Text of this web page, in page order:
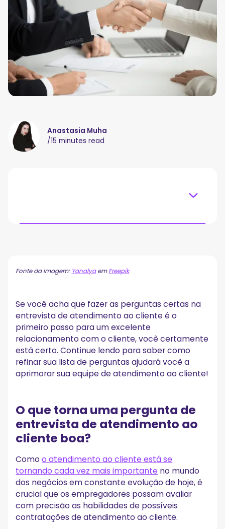
Anastasia Muha
/15 minutes read
Habilidades de atendimento ao cliente a serem
buscadas
2. Habilidades de resolução de problemas
3. Vontade de aprender
Tipos de perguntas da entrevista de atendimento
ao cliente
1. Perguntas gerais da entrevista de atendimento ao
cliente
2. Perguntas de entrevista baseadas em comportamento
4. Perguntas da entrevista sobre tecnologia de atendimento
ao cliente
5. Perguntas da entrevista do call center
4 dicas para organizar ótimas entrevistas de
1. Grave suas entrevistas
2. Incentive os candidatos a usar uma abordagem única
3. Preste atenção em como eles ouvem
4. Seja criativo com suas perguntas
Encontre os melhores representantes de
atendimento ao cliente para sua agência hoje!
Fonte da imagem: YanalyaemFreepik
Se você acha que fazer as perguntas certas na
entrevista de atendimento ao cliente é o
primeiro passo para um excelente
relacionamento com o cliente, você certamente
está certo. Continue lendo para saber como
refinar sua lista de perguntas ajudará você a
aprimorar sua equipe de atendimento ao cliente!
O que torna uma pergunta de
entrevista de atendimento ao
cliente boa?
Comoo atendimento ao cliente está se
tornando cada vez mais importante no mundo
dos negócios em constante evolução de hoje, é
crucial que os empregadores possam avaliar
com precisão as habilidades de possíveis
contratações de atendimento ao cliente.